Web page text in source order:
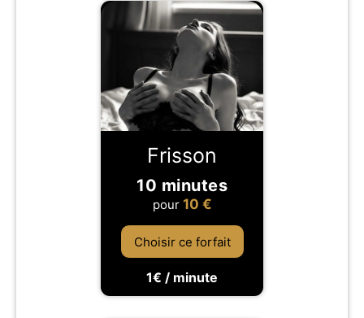
Frisson
10 minutes
pour 10 €
Choisir ce forfait
1€ / minute